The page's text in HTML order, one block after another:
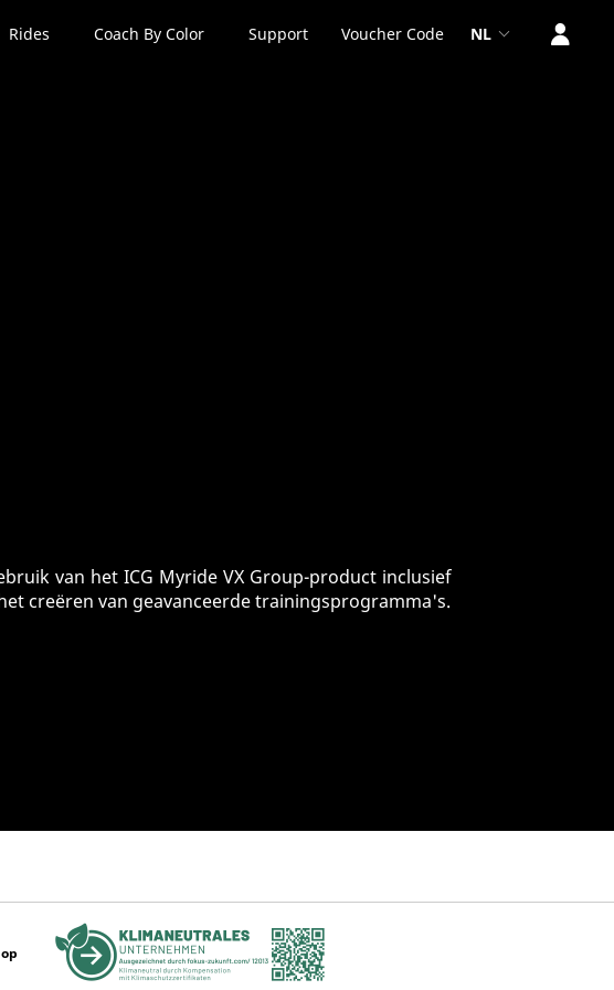
Rides Coach By Color Support Voucher Code NL
van het ICG Myride VX Group-product inclusief
creëren van geavanceerde trainingsprogramma's.